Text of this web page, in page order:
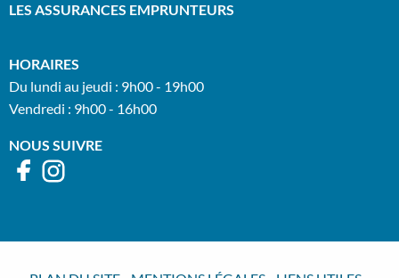
LES ASSURANCES EMPRUNTEURS
HORAIRES
Du lundi au jeudi : 9h00 - 19h00
Vendredi : 9h00 - 16h00
NOUS SUIVRE